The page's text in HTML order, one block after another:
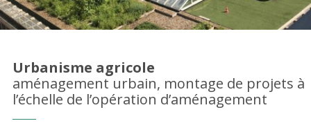
Urbanisme agricole
aménagement urbain, montage de projets à
l’échelle de l’opération d’aménagement